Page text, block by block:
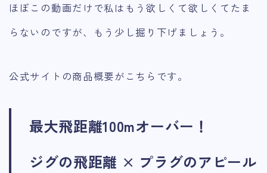
ほぼこの動画だけで私はもう欲しくて欲しくてたま
らないのですが、もう少し掘り下げましょう。
公式サイトの商品概要がこちらです。
最大飛距離100mオーバー！
ジグの飛距離 × プラグのアピール